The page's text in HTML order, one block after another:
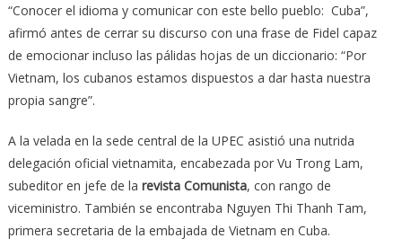
“Conocer el idioma y comunicar con este bello pueblo: Cuba”,
afirmó antes de cerrar su discurso con una frase de Fidel capaz
de emocionar incluso las pálidas hojas de un diccionario: “Por
Vietnam, los cubanos estamos dispuestos a dar hasta nuestra
propia sangre”.
A la velada en la sede central de la UPEC asistió una nutrida
delegación oficial vietnamita, encabezada por Vu Trong Lam,
subeditor en jefe de la revista Comunista, con rango de
viceministro. También se encontraba Nguyen Thi Thanh Tam,
primera secretaria de la embajada de Vietnam en Cuba.